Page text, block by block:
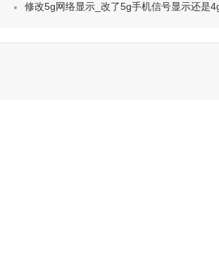
修改5g网络显示_改了5g手机信号显示还是